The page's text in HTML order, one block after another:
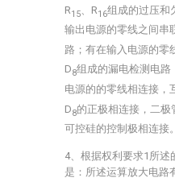
R15 、R16组成的过压和
输出电源的零线之间串
路；有在输入电源的零
D8组成的漏电检测电路
电源的的零线相连接，
D8的正极相连接，二极
可控硅的控制极相连接。
4、根据权利要求1所述
是：所述运算放大电路